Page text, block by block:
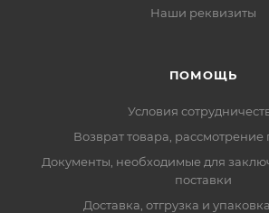
Наши реквизиты
ПОМОЩЬ
Условия
Возврат товара, рассмотрение
Документы, необходимые для
поставки
Доставка, отгрузка и